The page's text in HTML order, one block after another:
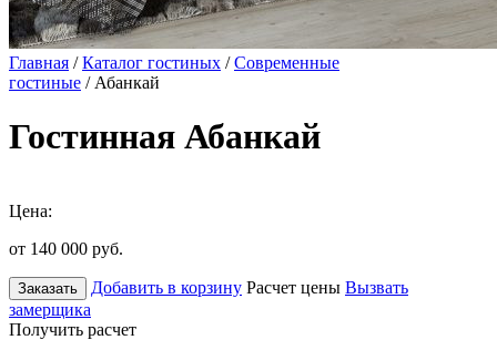
Главная /Каталог гостиных /Современные
гостиные / Абанкай
Гостинная Абанкай
Цена:
от 140 000 руб.
Заказать Добавить в корзину Расчет цены Вызвать
замерщика
Получить расчет